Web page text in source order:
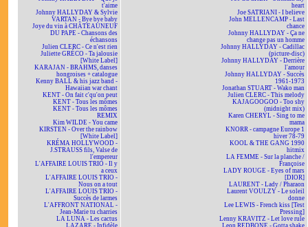
t'aime
Johnny HALLYDAY & Sylvie
VARTAN - Bye bye baby
Joye du vin à CHÂTEAUNEUF
DU PAPE - Chansons des
échansons
Julien CLERC - Ce n'est rien
Juliette GRÉCO - Ta jalousie
[White Label]
KARAJAN - BRAHMS, danses
hongroises + catalogue
Kenny BALL & his jazz band -
Hawaiian war chant
KENT - On fait c'qu'on peut
KENT - Tous les mômes
KENT - Tous les mômes
REMIX
Kim WILDE - You came
KIRSTEN - Over the rainbow
[White Label]
KRÉMA HOLLYWOOD -
J.STRAUSS fils, Valse de
l'empereur
L'AFFAIRE LOUIS TRIO - Il y
a ceux
L'AFFAIRE LOUIS TRIO -
Nous on a tout
L'AFFAIRE LOUIS TRIO -
Succès de larmes
L'AFFRONT NATIONAL -
Jean-Marie tu charries
LA LUNA - Les cactus
LAZARE - Infidèle
heart
Joe SATRIANI - I believe
John MELLENCAMP - Last
chance
Johnny HALLYDAY - Ça ne
change pas un homme
Johnny HALLYDAY - Cadillac
(picture-disc)
Johnny HALLYDAY - Derrière
l'amour
Johnny HALLYDAY - Succès
1961-1973
Jonathan STUART - Wako man
Julien CLERC - This melody
KAJAGOOGOO - Too shy
(midnight mix)
Karen CHERYL - Sing to me
mama
KNORR - campagne Europe 1
hiver 78-79
KOOL & THE GANG 1990
hitmix
LA FEMME - Sur la planche /
Françoise
LADY ROUGE - Eyes of mars
[DIOR]
LAURENT - Lady / Pharaon
Laurent VOULZY - Le soleil
donne
Lee LEWIS - French kiss [Test
Pressing]
Lenny KRAVITZ - Let love rule
Leon REDBONE - Gotta shake